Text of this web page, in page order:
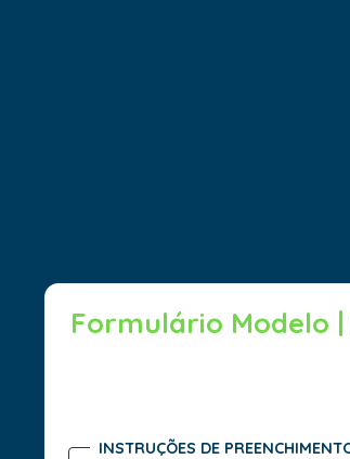
Formulário Modelo
INSTRUÇÕES DE